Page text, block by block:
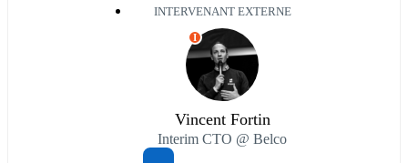
INTERVENANT EXTERNE
I
Vincent Fortin
Interim CTO @ Belco